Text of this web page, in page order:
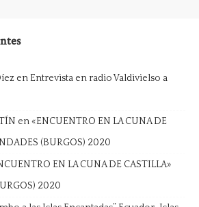
en Entrevista en radio Valdivielso a
en«ENCUENTRO EN LA CUNA DE
(BURGOS) 2020
EN LA CUNA DE CASTILLA»
2020